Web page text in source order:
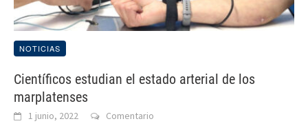
NOTICIAS
Científicos estudian el estado arterial de los
marplatenses
1 junio, 2022 Comentario